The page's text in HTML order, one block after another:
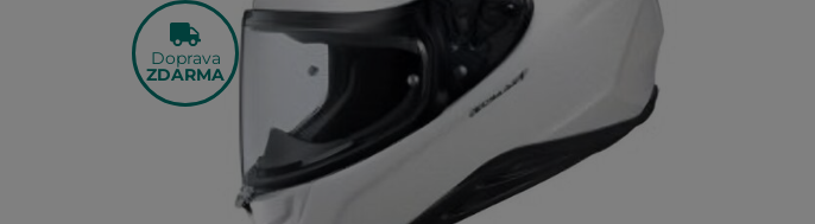
Doprava
ZDARMA